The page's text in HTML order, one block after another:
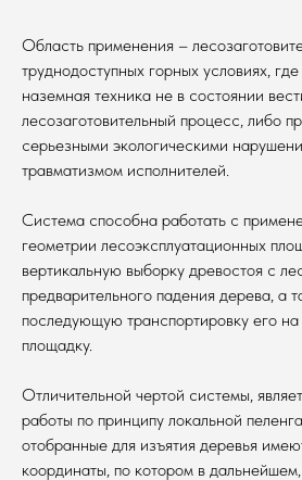
Область применения –
труднодоступных горных условиях,
наземная техника не в состоянии
лесозаготовительный процесс, либо
серьезными экологическими
травматизмом исполнителей.
Система способна работать с
геометрии лесоэксплуатационных
вертикальную выборку древостоя с
предварительного падения дерева, а
последующую транспортировку его на
площадку.
Отличительной чертой системы,
работы по принципу локальной
отобранные для изъятия деревья
координаты, по котором в